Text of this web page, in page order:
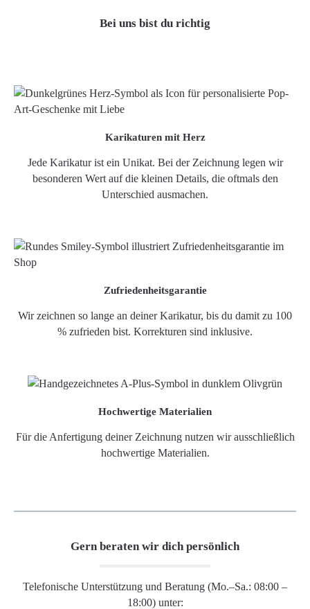
Bei uns bist du richtig
Karikaturen mit Herz
Jede Karikatur ist ein Unikat. Bei der Zeichnung legen wir
besonderen Wert auf die kleinen Details, die oftmals den
Unterschied ausmachen.
Zufriedenheitsgarantie
Wir zeichnen so lange an deiner Karikatur, bis du damit zu 100
% zufrieden bist. Korrekturen sind inklusive.
Hochwertige Materialien
Für die Anfertigung deiner Zeichnung nutzen wir ausschließlich
hochwertige Materialien.
Gern beraten wir dich persönlich
Telefonische Unterstützung und Beratung (Mo.–Sa.: 08:00 –
18:00) unter: